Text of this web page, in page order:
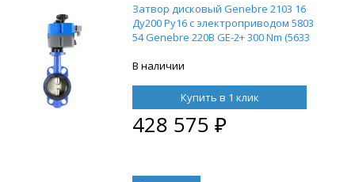
Затвор дисковый Genebre 2103 16
Ду200 Ру16 с электроприводом 5803
54 Genebre 220В GE-2+ 300 Nm (5633
В наличии
Купить в 1 клик
428 575 ₽